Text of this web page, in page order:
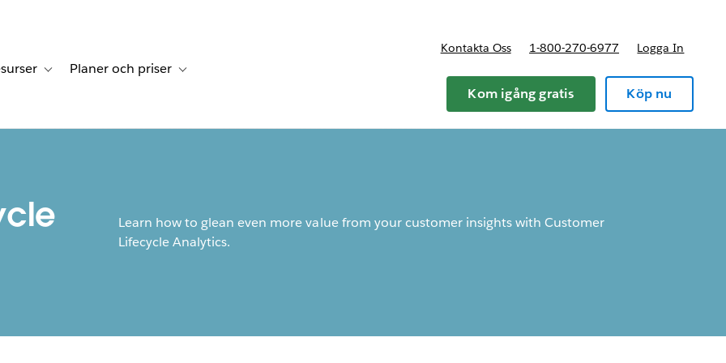
navigation for Lösningar
Toggle sub-navigation for Resurser
Planer och priser Toggle sub-navigation for Planer och priser
Kontakta Oss 1-800-270-6977 Logga In
Kom igång gratis Köp nu
Learn how to glean even more value from your customer insights with Customer
Lifecycle Analytics.